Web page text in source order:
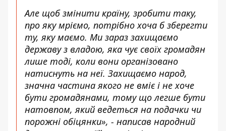
Але щоб змінити країну, зробити таку,
про яку мріємо, потрібно хоча б зберегти
ту, яку маємо. Ми зараз захищаємо
державу з владою, яка чує своїх громадян
лише тоді, коли вони організовано
натиснуть на неї. Захищаємо народ,
значна частина якого не вміє і не хоче
бути громадянами, тому що легше бути
натовпом, який ведеться на подачки чи
порожні обіцянки», - написав народний